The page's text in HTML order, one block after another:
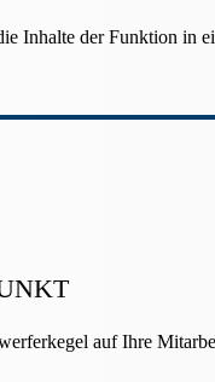
Inhalte der Funktion in
auf Ihre